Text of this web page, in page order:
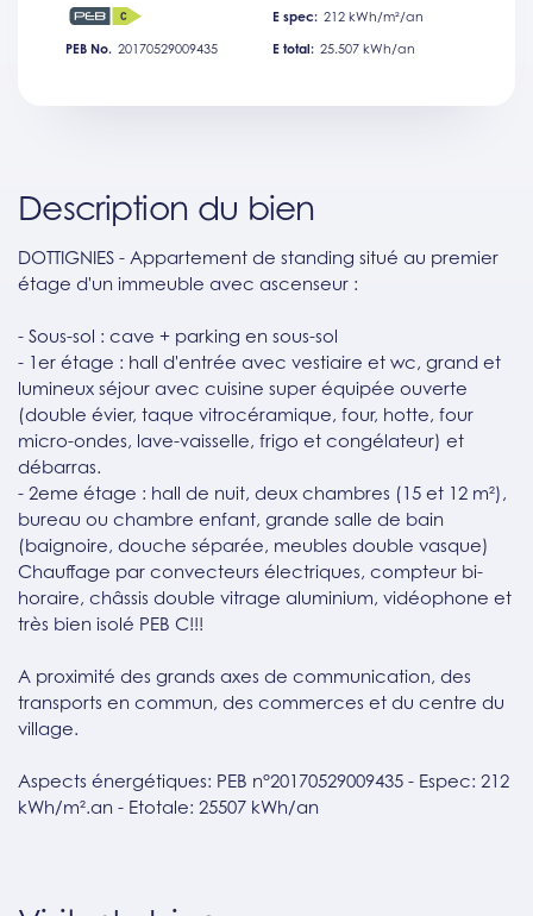
E spec: 212 kWh/m²/an
PEB No. 20170529009435 E total: 25.507 kWh/an
Description du bien
DOTTIGNIES - Appartement de standing situé au premier
étage d'un immeuble avec ascenseur :
- Sous-sol : cave + parking en sous-sol
- 1er étage : hall d'entrée avec vestiaire et wc, grand et
lumineux séjour avec cuisine super équipée ouverte
(double évier, taque vitrocéramique, four, hotte, four
micro-ondes, lave-vaisselle, frigo et congélateur) et
débarras.
- 2eme étage : hall de nuit, deux chambres (15 et 12 m²),
bureau ou chambre enfant, grande salle de bain
(baignoire, douche séparée, meubles double vasque)
Chauffage par convecteurs électriques, compteur bi-
horaire, châssis double vitrage aluminium, vidéophone et
très bien isolé PEB C!!!
A proximité des grands axes de communication, des
transports en commun, des commerces et du centre du
village.
Aspects énergétiques: PEB n°20170529009435 - Espec: 212
kWh/m².an - Etotale: 25507 kWh/an